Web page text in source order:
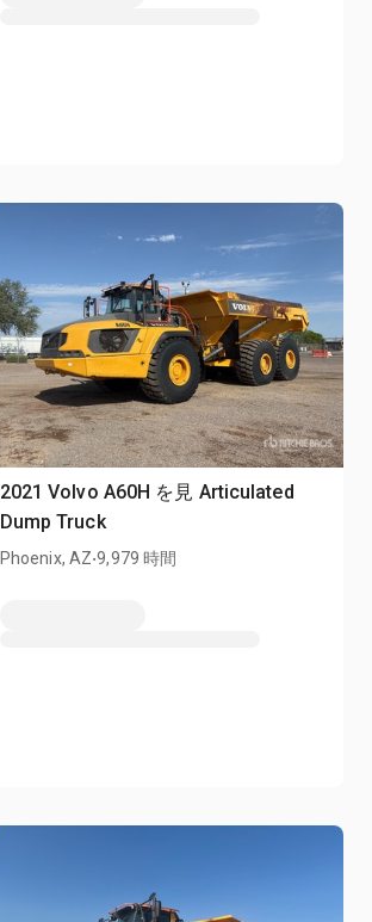
2021 Volvo A60H を見 Articulated
Dump Truck
Phoenix, AZ.9,979 時間